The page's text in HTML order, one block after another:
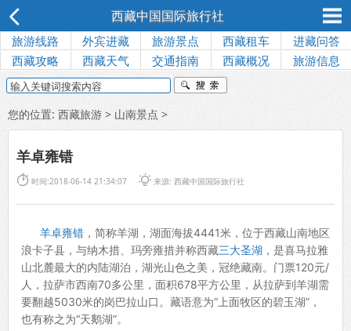
西藏中国国际旅行社
旅游线路 外宾进藏 旅游景点 西藏租车
进藏问答
西藏攻略
西藏天气 交通指南 西藏概况 旅游信息
您的位置: 西藏旅游 > 山南景点 >
羊卓雍错
 时间:2018-06-14 21:34:07 来源: 西藏中国国际旅行社
羊卓雍错 ，简称羊湖，湖面海拔4441米，位于西藏山南地区
浪卡子县，与纳木措、玛旁雍措并称西藏三大圣湖 ，是喜马拉雅
山北麓最大的内陆湖泊，湖光山色之美，冠绝藏南。门票120元/
人，拉萨市西南70多公里，面积678平方公里，从拉萨到羊湖需
要翻越5030米的岗巴拉山口。藏语意为“上面牧区的碧玉湖”，
也有称之为“天鹅湖”。